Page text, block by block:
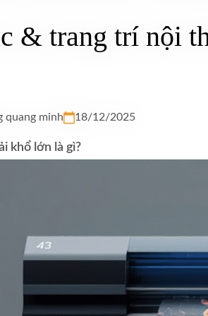
& trang trí nội
quang minh 18/12/2025
khổ lớn là gì?